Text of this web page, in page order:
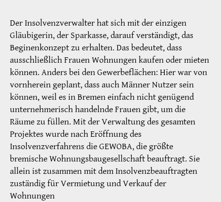
Der Insolvenzverwalter hat sich mit der einzigen
Gläubigerin, der Sparkasse, darauf verständigt, das
Beginenkonzept zu erhalten. Das bedeutet, dass
ausschließlich Frauen Wohnungen kaufen oder mieten
können. Anders bei den Gewerbeflächen: Hier war von
vornherein geplant, dass auch Männer Nutzer sein
können, weil es in Bremen einfach nicht genügend
unternehmerisch handelnde Frauen gibt, um die
Räume zu füllen. Mit der Verwaltung des gesamten
Projektes wurde nach Eröffnung des
Insolvenzverfahrens die GEWOBA, die größte
bremische Wohnungsbaugesellschaft beauftragt. Sie
allein ist zusammen mit dem Insolvenzbeauftragten
zuständig für Vermietung und Verkauf der
Wohnungen